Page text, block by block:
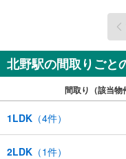
北野駅の間取りごと
間取り（該当物
1LDK （4件）
2LDK （1件）